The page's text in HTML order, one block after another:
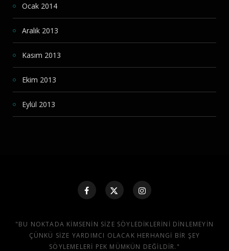
Ocak 2014
Aralık 2013
Kasım 2013
Ekim 2013
Eylül 2013
"BU NOKTADA KIMSENIN SIZE SÖYLEDIKLERINI DINLEMEYIN
ÇÜNKÜ SIZE YARDIMCI OLACAK HERHANGI BIR ŞEY
SÖYLEMELERI PEK MÜMKÜN DEĞILDIR."